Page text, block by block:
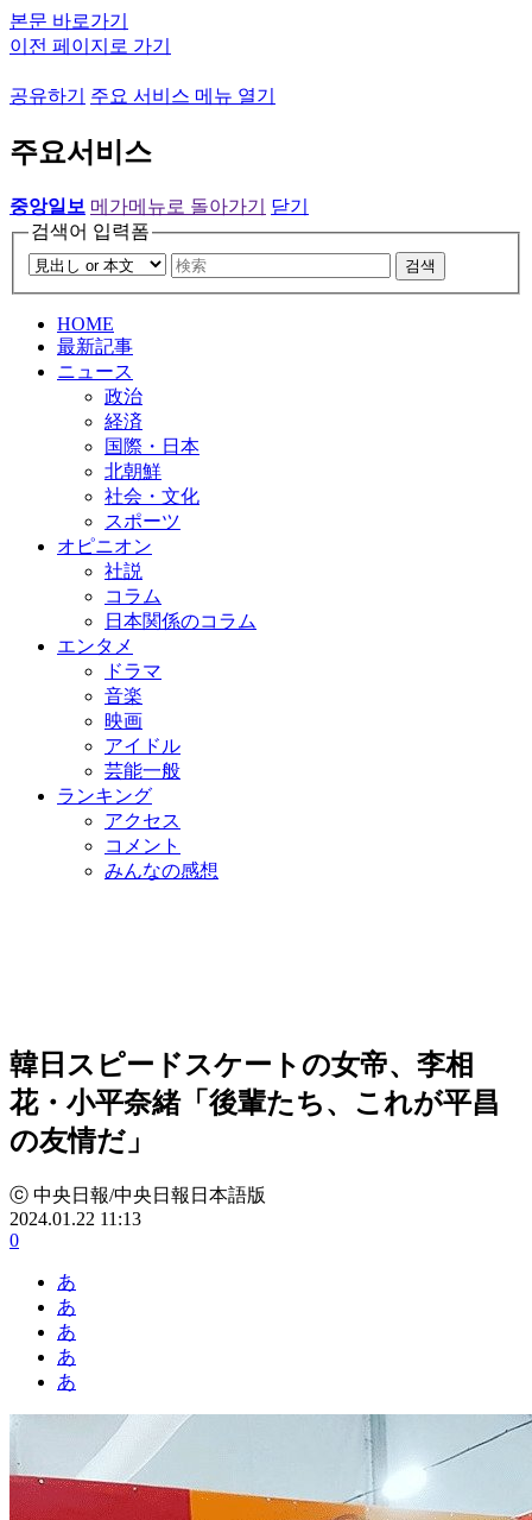
본문 바로가기
이전 페이지로 가기
공유하기 주요 서비스 메뉴 열기
주요서비스
중앙일보 메가메뉴로 돌아가기
닫기
검색어 입력폼
검색
HOME
最新記事
ニュース
政治
経済
国際・日本
北朝鮮
社会・文化
スポーツ
オピニオン
社説
コラム
日本関係のコラム
エンタメ
ドラマ
音楽
映画
アイドル
芸能一般
ランキング
アクセス
コメント
みんなの感想
韓日スピードスケートの女帝、李相
花・小平奈緒「後輩たち、これが平昌
の友情だ」
ⓒ 中央日報/中央日報日本語版
2024.01.22 11:13
0
あ
あ
あ
あ
あ